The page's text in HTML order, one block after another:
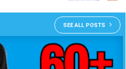
SEE ALL POSTS